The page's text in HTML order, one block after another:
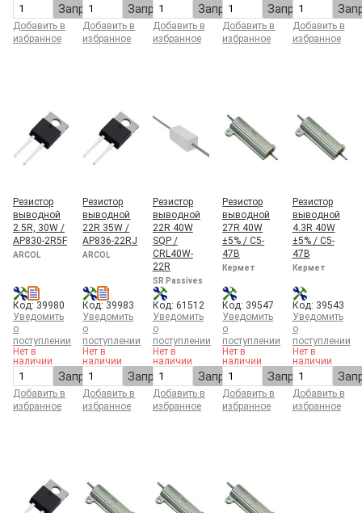
Запросить
Добавить в
избранное
Запросить
Добавить в
избранное
Запросить
Добавить в
избранное
Запросить
Добавить в
избранное
Добавить в
избранное
Резистор
выводной
2.5R, 30W /
AP830-2R5F
ARCOL
Код: 39980
Уведомить
о
поступлении
Нет в
наличии
Запросить
Добавить в
избранное
Резистор
выводной
22R 35W /
AP836-22RJ
ARCOL
Код: 39983
Уведомить
о
поступлении
Нет в
наличии
Запросить
Добавить в
избранное
Резистор
выводной
22R 40W
SQP /
CRL40W-
22R
SR Passives
Код: 61512
Уведомить
о
поступлении
Нет в
наличии
Запросить
Добавить в
избранное
Резистор
выводной
27R 40W
±5% / С5-
47В
Кермет
Код: 39547
Уведомить
о
поступлении
Нет в
наличии
Запросить
Добавить в
избранное
Резистор
выводной
4.3R 40W
±5% / С5-
47В
Кермет
Код: 39543
Уведомить
о
поступлении
Нет в
наличии
Добавить в
избранное